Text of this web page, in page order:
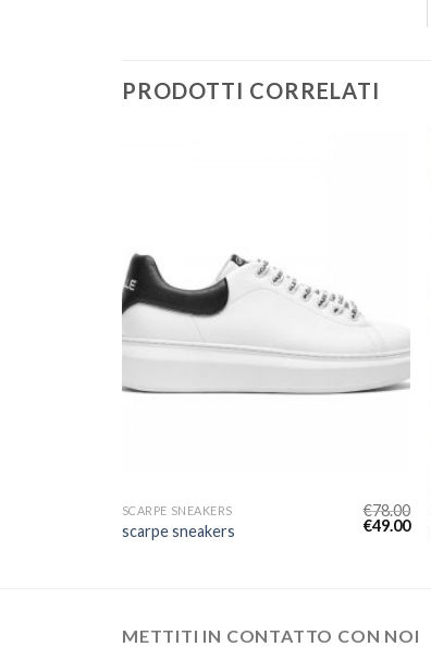
PRODOTTI CORRELATI
SCARPE SNEAKERS
scarpe sneakers
€78.00
€49.00
METTITI IN CONTATTO CON NOI